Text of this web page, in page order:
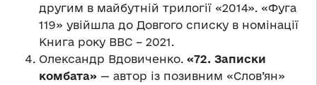
другим в майбутній трилогії «2014». «Фуга
119» увійшла до Довгого списку в номінації
Книга року ВВС – 2021.
Олександр Вдовиченко. «72. Записки
комбата» — автор із позивним «Слов’ян»